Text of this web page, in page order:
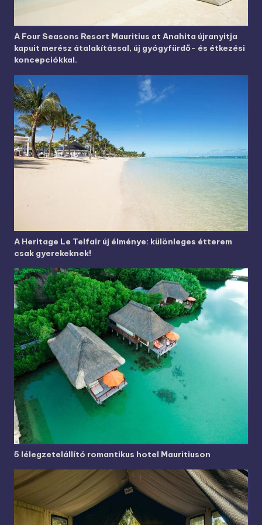
A Four Seasons Resort Mauritius at Anahita újranyitja
kapuit merész átalakítással, új gyógyfürdő- és étkezési
koncepciókkal.
A Heritage Le Telfair új élménye: különleges étterem
csak gyerekeknek!
5 lélegzetelállító romantikus hotel Mauritiuson